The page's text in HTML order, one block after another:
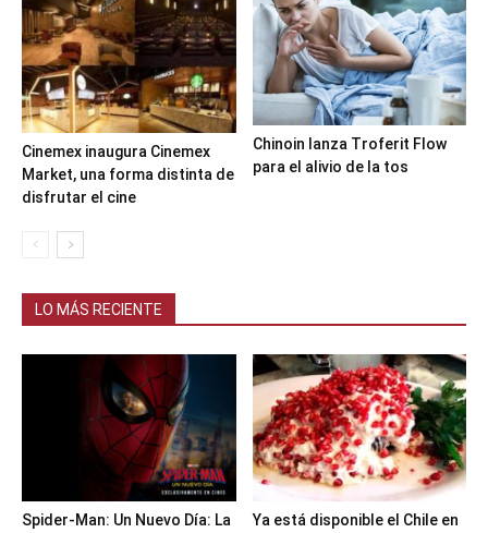
Cinemex inaugura Cinemex
Market, una forma distinta de
disfrutar el cine
Chinoin lanza Troferit Flow
para el alivio de la tos
LO MÁS RECIENTE
Spider-Man: Un Nuevo Día: La
Ya está disponible el Chile en